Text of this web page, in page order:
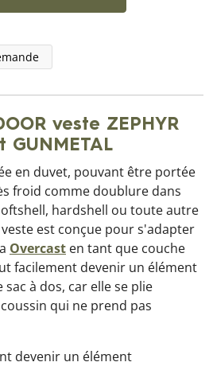
veste ZEPHYR
GUNMETAL
en duvet, pouvant être portée
froid comme doublure dans
hardshell ou toute autre
est conçue pour s'adapter
Overcast en tant que couche
facilement devenir un élément
à dos, car elle se plie
qui ne prend pas
devenir un élément